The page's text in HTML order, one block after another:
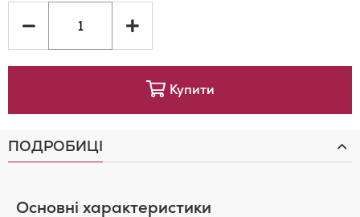
Бажань
Купити
ПОДРОБИЦІ
Основні характеристики